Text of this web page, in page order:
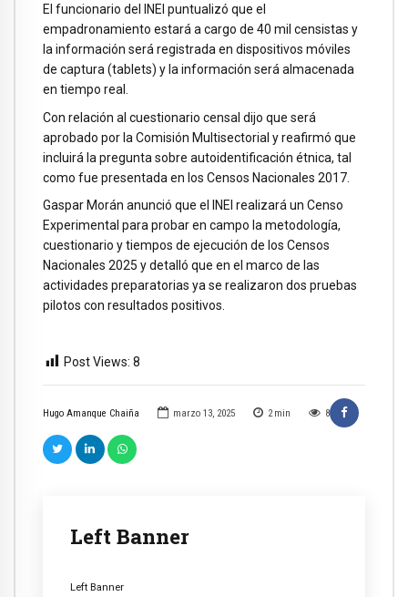
Hugo Amanque Chaiña marzo 13, 2025 2 min 8
Left Banner
Left Banner
El funcionario del INEI puntualizó que el
empadronamiento estará a cargo de 40 mil censistas y
la información será registrada en dispositivos móviles
de captura (tablets) y la información será almacenada
en tiempo real.
Con relación al cuestionario censal dijo que será
aprobado por la Comisión Multisectorial y reafirmó que
incluirá la pregunta sobre autoidentificación étnica, tal
como fue presentada en los Censos Nacionales 2017.
Gaspar Morán anunció que el INEI realizará un Censo
Experimental para probar en campo la metodología,
cuestionario y tiempos de ejecución de los Censos
Nacionales 2025 y detalló que en el marco de las
actividades preparatorias ya se realizaron dos pruebas
pilotos con resultados positivos.
Post Views: 8